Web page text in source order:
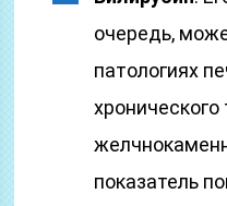
очередь,
патологиях
хронического
показатель